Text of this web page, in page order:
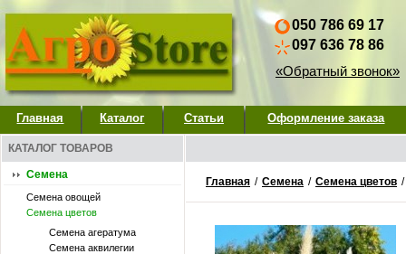
050 786 69 17
097 636 78 86
«Обратный звонок»
Главная Каталог Статьи Оформление заказа
КАТАЛОГ ТОВАРОВ
Семена
Семена овощей
Семена цветов
Семена агератума
Семена аквилегии
Главная / Семена / Семена цветов /